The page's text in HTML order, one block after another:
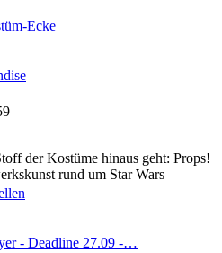
Ecke
der Kostüme hinaus geht: Props!
rund um Star Wars
- Deadline 27.09 -…